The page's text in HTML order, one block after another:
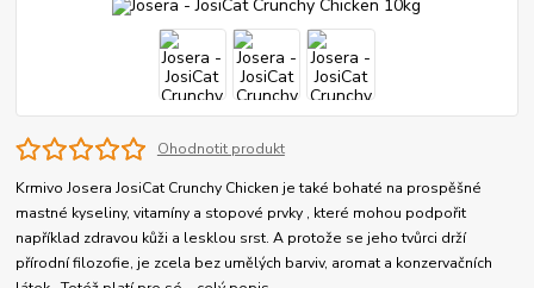
Ohodnotit produkt
Krmivo Josera JosiCat Crunchy Chicken je také bohaté na prospěšné
mastné kyseliny, vitamíny a stopové prvky , které mohou podpořit
například zdravou kůži a lesklou srst. A protože se jeho tvůrci drží
přírodní filozofie, je zcela bez umělých barviv, aromat a konzervačních